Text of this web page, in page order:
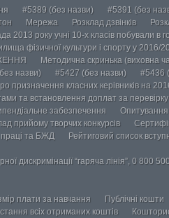
#5389 (без назви) #5391 (без
Мережа Розклад дзвінків
2013 року учні 10-х класів побували в
фізичної культури і спорту у 2016/
Методична скринька (виховна
назви) #5427 (без назви)
#5436
призначення класних керівників на
та встановлення доплат за
забезпечення Опитування
прийому творчих конкурсів
та БЖД Рейтиговий список
дискримінації “гаряча лінія”, 0 800
плати за навчання Публічні кошти
всіх отриманих коштів